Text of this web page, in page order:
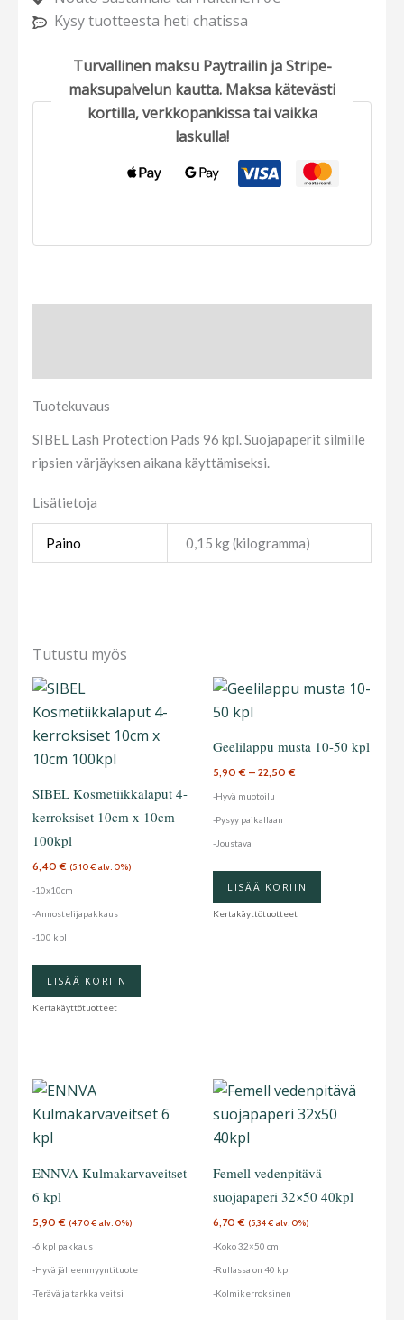
Kysy tuotteesta heti chatissa
Turvallinen maksu Paytrailin ja Stripe-
maksupalvelun kautta. Maksa kätevästi
kortilla, verkkopankissa tai vaikka
laskulla!
Tuotekuvaus
SIBEL Lash Protection Pads 96 kpl. Suojapaperit silmille
ripsien värjäyksen aikana käyttämiseksi.
Lisätietoja
Paino 0,15 kg (kilogramma)
Tutustu myös
SIBEL Kosmetiikkalaput 4-
kerroksiset 10cm x 10cm
100kpl
6,40€ (5,10€ alv. 0%)
-10x10cm
-Annostelijapakkaus
-100 kpl
LISÄÄ KORIIN
Kertakäyttötuotteet
Geelilappu musta 10-50 kpl
5,90€ – 22,50€
Hintaluokka:
5,90 €
-Hyvä muotoilu
-Pysyy paikallaan
-Joustava
LISÄÄ KORIIN
Tällä
useampi
tuotteen
sivulla.
Kertakäyttötuotteet
ENNVA Kulmakarvaveitset
6 kpl
5,90€ (4,70€ alv. 0%)
-6 kpl pakkaus
-Hyvä jälleenmyyntituote
-Terävä ja tarkka veitsi
Femell vedenpitävä
suojapaperi 32×50 40kpl
6,70€ (5,34€ alv. 0%)
-Koko 32×50 cm
-Rullassa on 40 kpl
-Kolmikerroksinen